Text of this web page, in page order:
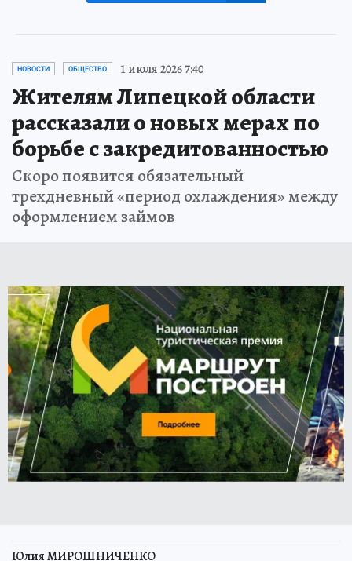
НОВОСТИ ОБЩЕСТВО 1 июля 2026 7:40
Жителям Липецкой области
рассказали о новых мерах по
борьбе с закредитованностью
Скоро появится обязательный
трехдневный «период охлаждения» между
оформлением займов
Юлия МИРОШНИЧЕНКО